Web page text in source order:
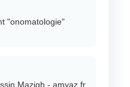
"onomatologie"
Mazigh - amyaz.fr